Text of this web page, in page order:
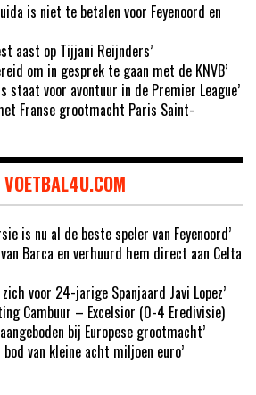
is niet te betalen voor Feyenoord en
aast op Tijjani Reijnders’
om in gesprek te gaan met de KNVB’
staat voor avontuur in de Premier League’
Franse grootmacht Paris Saint-
VOETBAL4U.COM
is nu al de beste speler van Feyenoord’
Barca en verhuurd hem direct aan Celta
voor 24-jarige Spanjaard Javi Lopez’
Cambuur – Excelsior (0-4 Eredivisie)
bij Europese grootmacht’
van kleine acht miljoen euro’